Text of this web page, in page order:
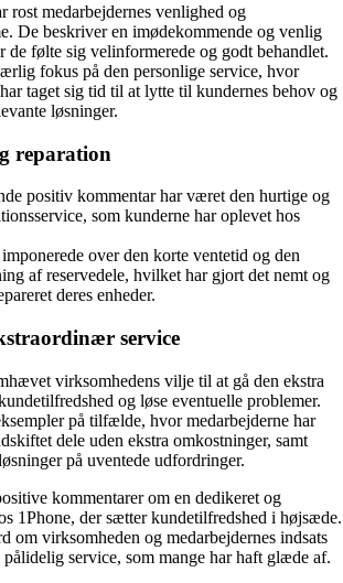
rost medarbejdernes venlighed og
De beskriver en imødekommende og venlig
de følte sig velinformerede og godt behandlet.
fokus på den personlige service, hvor
taget sig tid til at lytte til kundernes behov og
løsninger.
reparation
positiv kommentar har været den hurtige og
som kunderne har oplevet hos
over den korte ventetid og den
af reservedele, hvilket har gjort det nemt og
deres enheder.
service
virksomhedens vilje til at gå den ekstra
og løse eventuelle problemer.
på tilfælde, hvor medarbejderne har
dele uden ekstra omkostninger, samt
på uventede udfordringer.
kommentarer om en dedikeret og
1Phone, der sætter kundetilfredshed i højsæde.
om virksomheden og medarbejdernes indsats
service, som mange har haft glæde af.